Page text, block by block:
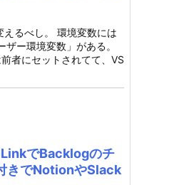
るべし。 環境変数には
ザー環境変数」がある。
者にセットされてて、VS
でBacklogのチ
きでNotionやSlack